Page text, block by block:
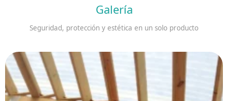
Galería
Seguridad, protección y estética en un solo producto